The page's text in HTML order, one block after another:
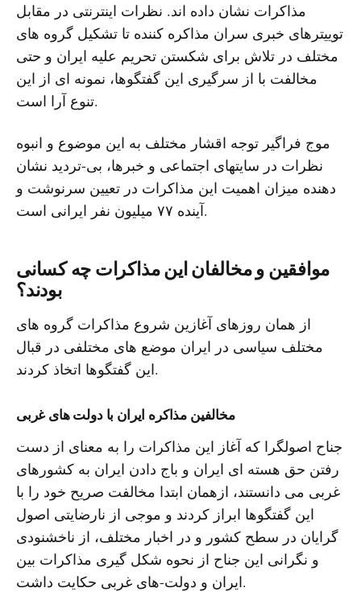
مذاکرات نشان داده اند. نظرات اینترنتی در مقابل
توییترهای خبری سران مذاکره کننده تا تشکیل گروه های
مختلف در تلاش برای شکستن تحریم علیه ایران و حتی
مخالفت با از سرگیری این گفتگوها، نمونه ای از این
تنوع آرا است.
موج فراگیر توجه اقشار مختلف به این موضوع و انبوه
نظرات در سایتهای اجتماعی و خبرها، بی-تردید نشان
دهنده میزان اهمیت این مذاکرات در تعیین سرنوشت و
آینده ۷۷ میلیون نفر ایرانی است.
موافقین و مخالفان این مذاکرات چه کسانی
بودند؟
از همان روزهای آغازین شروع مذاکرات گروه های
مختلف سیاسی در ایران موضع های مختلفی در قبال
این گفتگوها اتخاذ کردند.
مخالفین مذاکره ایران با دولت های غربی
جناح اصولگرا که آغاز این مذاکرات را به معنای از دست
رفتن حق هسته ای ایران و باج دادن ایران به کشورهای
غربی می دانستند، ازهمان ابتدا مخالفت صریح خود را با
این گفتگوها ابراز کردند و موجی از نارضایتی اصول
گرایان در سطح کشور و در اخبار مختلف، از ناخشنودی
و نگرانی این جناح از نحوه شکل گیری مذاکرات بین
ایران و دولت-های غربی حکایت داشت.